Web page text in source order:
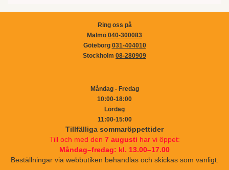
Ring oss på
Malmö 040-300083
Göteborg 031-404010
Stockholm 08-280909
Måndag - Fredag
10:00-18:00
Lördag
11:00-15:00
Tillfälliga sommaröppettider
Till och med den 7 augusti har vi öppet:
Måndag–fredag: kl. 13.00–17.00
Beställningar via webbutiken behandlas och skickas som vanligt.